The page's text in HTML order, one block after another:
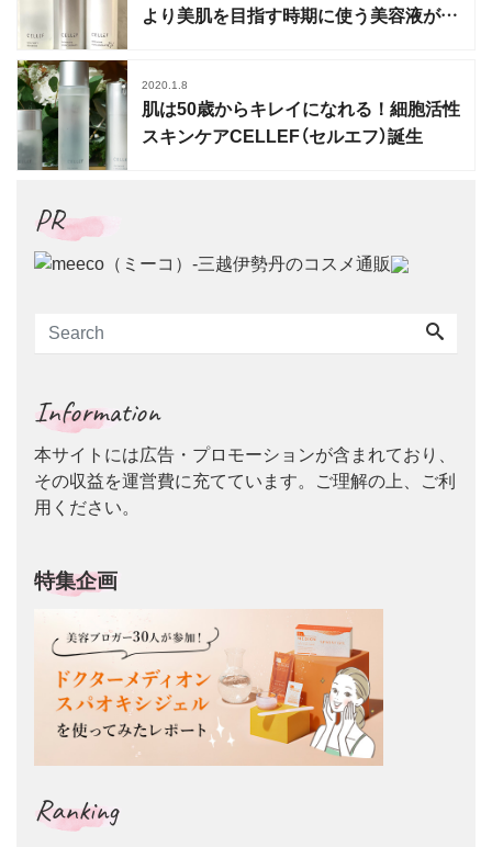
より美肌を目指す時期に使う美容液が発
2020.1.8
肌は50歳からキレイになれる！細胞活性
スキンケアCELLEF（セルエフ）誕生
PR
Information
本サイトには広告・プロモーションが含まれており、
その収益を運営費に充てています。ご理解の上、ご利
用ください。
特集企画
Ranking